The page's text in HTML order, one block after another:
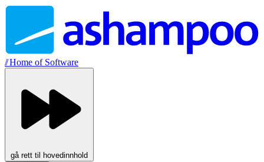
//Home of Software
gå rett til hovedinnhold